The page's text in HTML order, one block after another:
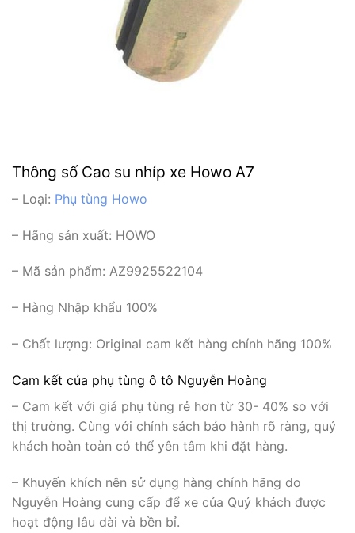
Thông số Cao su nhíp xe Howo A7
– Loại: Phụ tùng Howo
– Hãng sản xuất: HOWO
– Mã sản phẩm: AZ9925522104
– Hàng Nhập khẩu 100%
– Chất lượng: Original cam kết hàng chính hãng 100%
Cam kết của phụ tùng ô tô Nguyễn Hoàng
– Cam kết với giá phụ tùng rẻ hơn từ 30- 40% so với
thị trường. Cùng với chính sách bảo hành rõ ràng, quý
khách hoàn toàn có thể yên tâm khi đặt hàng.
– Khuyến khích nên sử dụng hàng chính hãng do
Nguyễn Hoàng cung cấp để xe của Quý khách được
hoạt động lâu dài và bền bỉ.